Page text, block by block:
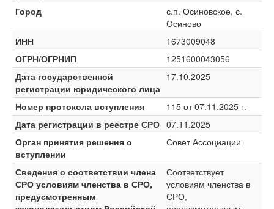
Город
с.п. Осиновское, с.
Осиново
ИНН
1673009048
ОГРН/ОГРНИП
1251600043056
Дата государственной
регистрации юридического лица
17.10.2025
Номер протокола вступления
115 от 07.11.2025 г.
Дата регистрации в реестре СРО 07.11.2025
Орган принятия решения о
вступлении
Совет Ассоциации
Сведения о соответствии члена
СРО условиям членства в СРО,
предусмотренным
Соответствует
условиям членства в
СРО,